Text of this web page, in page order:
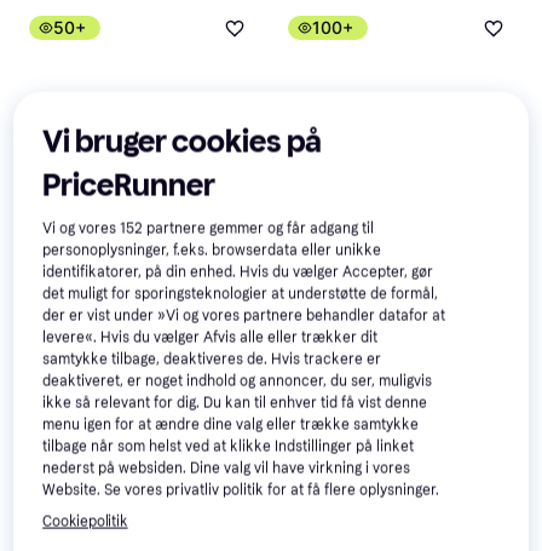
50+
Leaf Plantesæk 40L
Plantejord
Plantejord, Udendørs jord
19 kr.0,00 kr./L
3 butikker
100+
Duo Plantekasse
Blomsterkasse, Selvvandende,
Plast
380 kr.
7 butikker
50+
Vi bruger cookies på
PriceRunner
Vi og vores152 partnere gemmer og får adgang til
personoplysninger, f.eks. browserdata eller unikke
identifikatorer, på din enhed. Hvis du vælger Accepter, gør
det muligt for sporingsteknologier at understøtte de formål,
der er vist under »Vi og vores partnere behandler datafor at
levere«. Hvis du vælger Afvis alle eller trækker dit
samtykke tilbage, deaktiveres de. Hvis trackere er
deaktiveret, er noget indhold og annoncer, du ser, muligvis
ikke så relevant for dig. Du kan til enhver tid få vist denne
menu igen for at ændre dine valg eller trække samtykke
tilbage når som helst ved at klikke Indstillinger på linket
nederst på websiden. Dine valg vil have virkning i vores
Website. Se vores privatliv politik for at få flere oplysninger.
Cookiepolitik